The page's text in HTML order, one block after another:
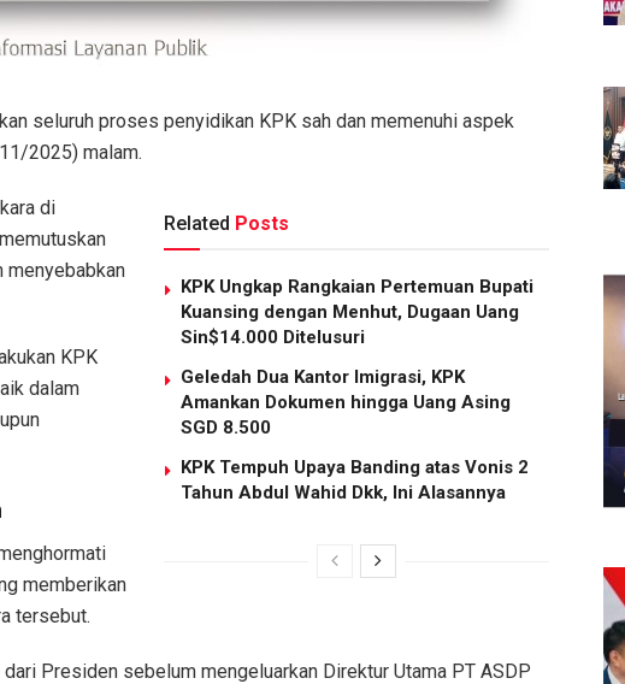
seluruh proses penyidikan KPK sah dan memenuhi aspek
2025) malam.
Related Posts
KPK Ungkap Rangkaian Pertemuan Bupati
Kuansing dengan Menhut, Dugaan Uang
Sin$14.000 Ditelusuri
Geledah Dua Kantor Imigrasi, KPK
Amankan Dokumen hingga Uang Asing
SGD 8.500
KPK Tempuh Upaya Banding atas Vonis 2
Tahun Abdul Wahid Dkk, Ini Alasannya
di
menyebabkan
KPK
dalam
memberikan
tersebut.
Presiden sebelum mengeluarkan Direktur Utama PT ASDP